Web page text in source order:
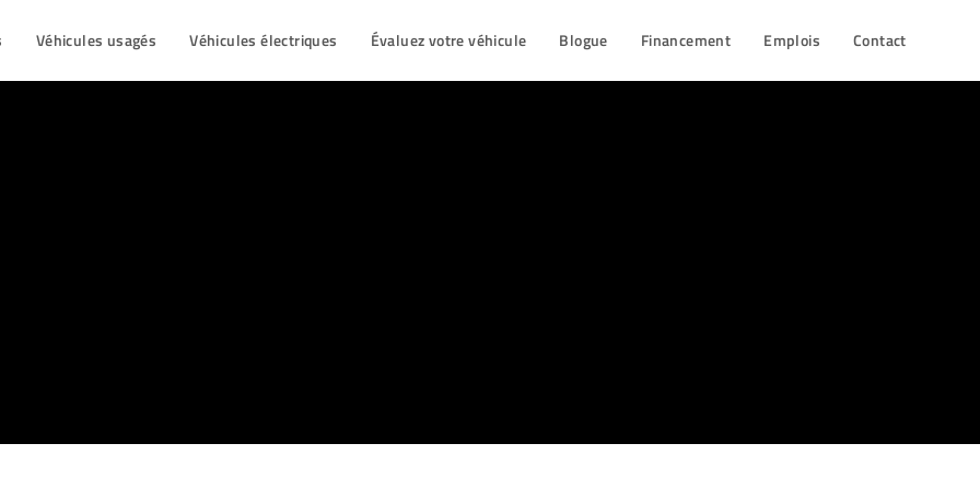
Véhicules usagés Véhicules électriques Évaluez votre véhicule Blogue Financement Emplois Contact